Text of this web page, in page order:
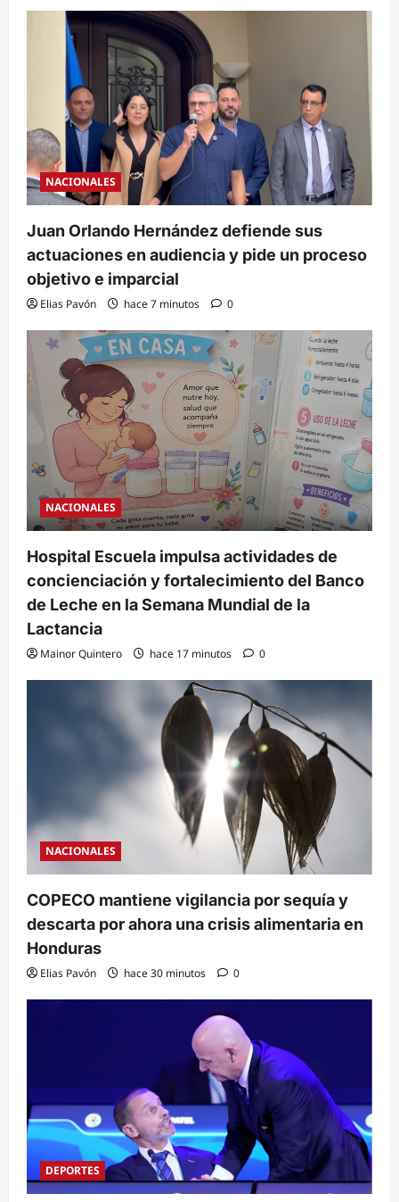
NACIONALES
Juan Orlando Hernández defiende sus
actuaciones en audiencia y pide un proceso
objetivo e imparcial
Elias Pavón hace 7 minutos 0
NACIONALES
Hospital Escuela impulsa actividades de
concienciación y fortalecimiento del Banco
de Leche en la Semana Mundial de la
Lactancia
Mainor Quintero hace 17 minutos 0
NACIONALES
COPECO mantiene vigilancia por sequía y
descarta por ahora una crisis alimentaria en
Honduras
Elias Pavón hace 30 minutos 0
DEPORTES